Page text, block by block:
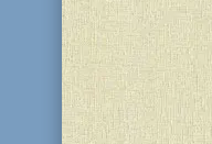
стремиться
можно лучше